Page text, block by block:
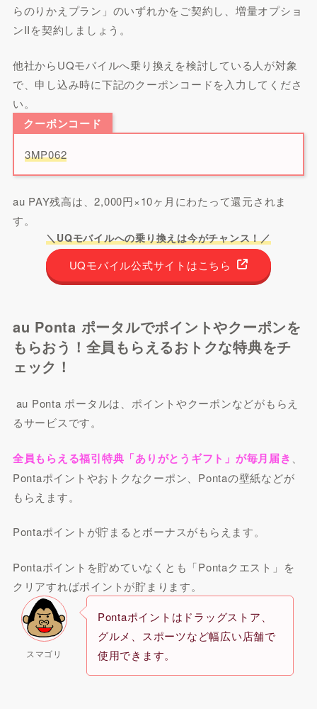
らのりかえプラン」のいずれかをご契約し、増量オプショ
ンIIを契約しましょう。
他社からUQモバイルへ乗り換えを検討している人が対象
で、申し込み時に下記のクーポンコードを入力してくださ
い。
クーポンコード
3MP062
au PAY残高は、2,000円×10ヶ月にわたって還元されま
す。
＼UQモバイルへの乗り換えは今がチャンス！／
UQモバイル公式サイトはこちら
au Ponta ポータルでポイントやクーポンを
もらおう！全員もらえるおトクな特典をチ
ェック！
au Ponta ポータルは、ポイントやクーポンなどがもらえ
るサービスです。
全員もらえる福引特典「ありがとうギフト」が毎月届き
Pontaポイントやおトクなクーポン、Pontaの壁紙などが
もらえます。
Pontaポイントが貯まるとボーナスがもらえます。
Pontaポイントを貯めていなくとも「Pontaクエスト」を
クリアすればポイントが貯まります。
スマゴリ
Pontaポイントはドラッグストア、
グルメ、スポーツなど幅広い店舗で
使用できます。